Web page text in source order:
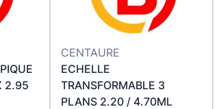
2.95
CENTAURE
ECHELLE
TRANSFORMABLE 3
PLANS 2.20 / 4.70ML